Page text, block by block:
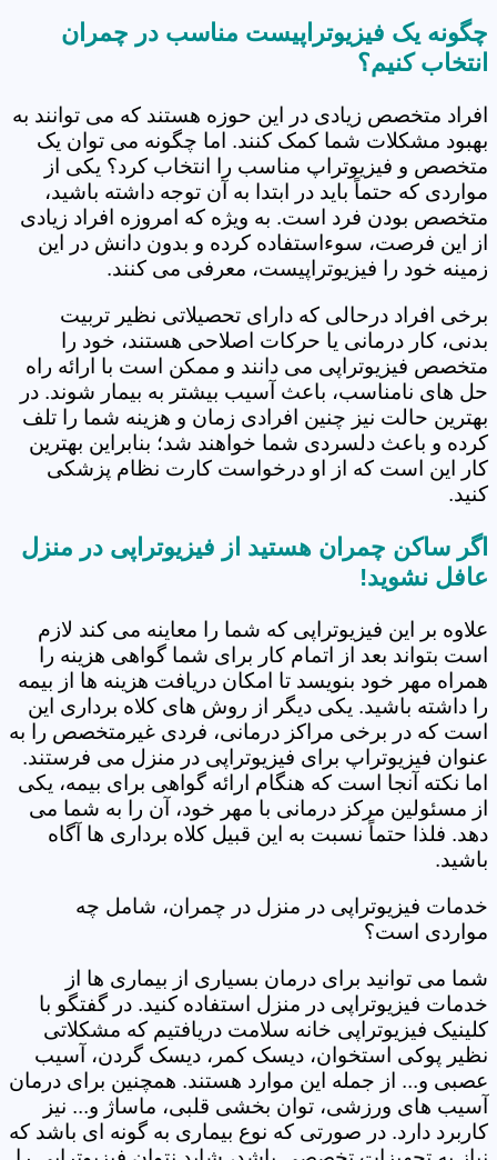
چگونه یک فیزیوتراپیست مناسب در چمران
انتخاب کنیم؟
افراد متخصص زیادی در این حوزه هستند که می توانند به
بهبود مشکلات شما کمک کنند. اما چگونه می توان یک
متخصص و فیزیوتراپ مناسب را انتخاب کرد؟ یکی از
مواردی که حتماً باید در ابتدا به آن توجه داشته باشید،
متخصص بودن فرد است. به ویژه که امروزه افراد زیادی
از این فرصت، سوءاستفاده کرده و بدون دانش در این
زمینه خود را فیزیوتراپیست، معرفی می کنند.
برخی افراد درحالی که دارای تحصیلاتی نظیر تربیت
بدنی، کار درمانی یا حرکات اصلاحی هستند، خود را
متخصص فیزیوتراپی می دانند و ممکن است با ارائه راه
حل های نامناسب، باعث آسیب بیشتر به بیمار شوند. در
بهترین حالت نیز چنین افرادی زمان و هزینه شما را تلف
کرده و باعث دلسردی شما خواهند شد؛ بنابراین بهترین
کار این است که از او درخواست کارت نظام پزشکی
کنید.
اگر ساکن چمران هستید از فیزیوتراپی در منزل
عافل نشوید!
علاوه بر این فیزیوتراپی که شما را معاینه می کند لازم
است بتواند بعد از اتمام کار برای شما گواهی هزینه را
همراه مهر خود بنویسد تا امکان دریافت هزینه ها از بیمه
را داشته باشید. یکی دیگر از روش های کلاه برداری این
است که در برخی مراکز درمانی، فردی غیرمتخصص را به
عنوان فیزیوتراپ برای فیزیوتراپی در منزل می فرستند.
اما نکته آنجا است که هنگام ارائه گواهی برای بیمه، یکی
از مسئولین مرکز درمانی با مهر خود، آن را به شما می
دهد. فلذا حتماً نسبت به این قبیل کلاه برداری ها آگاه
باشید.
خدمات فیزیوتراپی در منزل در چمران، شامل چه
مواردی است؟
شما می توانید برای درمان بسیاری از بیماری ها از
خدمات فیزیوتراپی در منزل استفاده کنید. در گفتگو با
کلینیک فیزیوتراپی خانه سلامت دریافتیم که مشکلاتی
نظیر پوکی استخوان، دیسک کمر، دیسک گردن، آسیب
عصبی و... از جمله این موارد هستند. همچنین برای درمان
آسیب های ورزشی، توان بخشی قلبی، ماساژ و... نیز
کاربرد دارد. در صورتی که نوع بیماری به گونه ای باشد که